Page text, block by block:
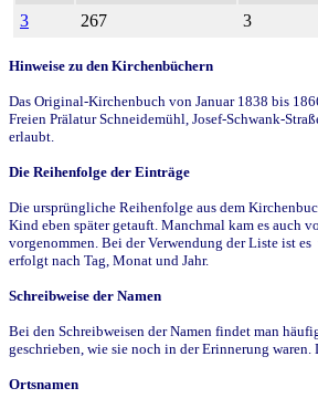
3
267 3
Hinweise zu den Kirchenbüchern
Das Original-Kirchenbuch von Januar 1838 bis
Freien Prälatur Schneidemühl, Josef-Schwank-
erlaubt.
Die Reihenfolge der Einträge
Die ursprüngliche Reihenfolge aus dem
Kind eben später getauft. Manchmal kam es auch
vorgenommen. Bei der Verwendung der Liste ist
erfolgt nach Tag, Monat und Jahr.
Schreibweise der Namen
Bei den Schreibweisen der Namen findet man
geschrieben, wie sie noch in der Erinnerung
Ortsnamen